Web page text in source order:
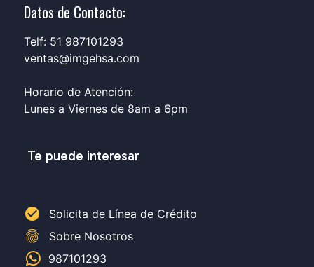
Datos de Contacto:
Telf: 51 987101293
ventas@imgehsa.com
Horario de Atención:
Lunes a Viernes de 8am a 6pm
Te puede interesar
check_circle Solicita de Línea de Crédito
fingerprint
Sobre Nosotros
987101293